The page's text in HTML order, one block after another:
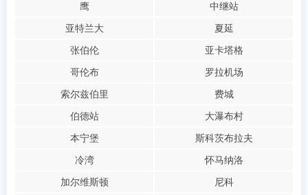
鹰
中继站
亚特兰大
夏延
张伯伦
亚卡塔格
哥伦布
罗拉机场
索尔兹伯里
费城
伯德站
大瀑布村
本宁堡
斯科茨布拉夫
冷湾
怀马纳洛
加尔维斯顿
尼科